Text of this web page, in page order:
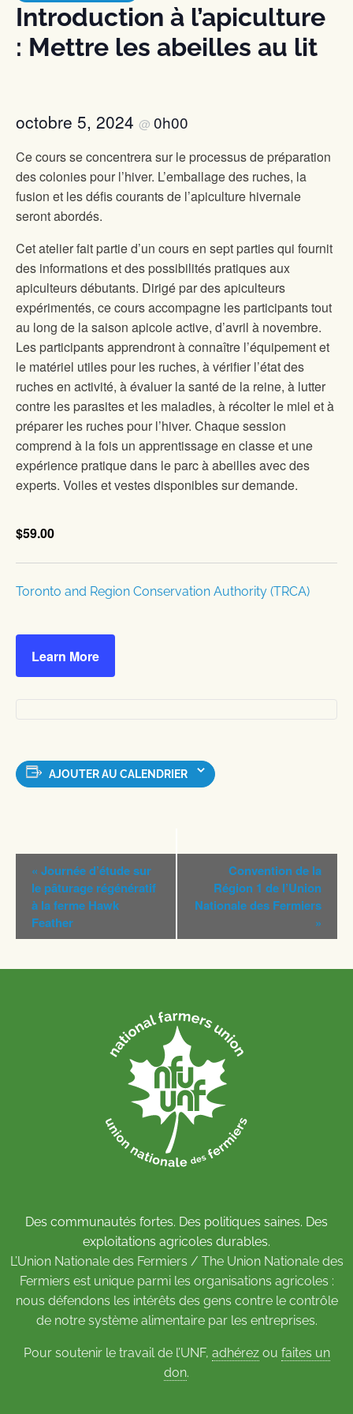
Introduction à l’apiculture
: Mettre les abeilles au lit
octobre 5, 2024 @ 0h00
Ce cours se concentrera sur le processus de préparation
des colonies pour l’hiver. L’emballage des ruches, la
fusion et les défis courants de l’apiculture hivernale
seront abordés.
Cet atelier fait partie d’un cours en sept parties qui fournit
des informations et des possibilités pratiques aux
apiculteurs débutants. Dirigé par des apiculteurs
expérimentés, ce cours accompagne les participants tout
au long de la saison apicole active, d’avril à novembre.
Les participants apprendront à connaître l’équipement et
le matériel utiles pour les ruches, à vérifier l’état des
ruches en activité, à évaluer la santé de la reine, à lutter
contre les parasites et les maladies, à récolter le miel et à
préparer les ruches pour l’hiver. Chaque session
comprend à la fois un apprentissage en classe et une
expérience pratique dans le parc à abeilles avec des
experts. Voiles et vestes disponibles sur demande.
$59.00
Toronto and Region Conservation Authority (TRCA)
Learn More
AJOUTER AU CALENDRIER
Navigation
Évènement
« Journée d’étude sur
le pâturage régénératif
à la ferme Hawk
Feather
Convention de la
Région 1 de l’Union
Nationale des Fermiers
»
Des communautés fortes. Des politiques saines. Des
exploitations agricoles durables.
L’Union Nationale des Fermiers / The Union Nationale des
Fermiers est unique parmi les organisations agricoles :
nous défendons les intérêts des gens contre le contrôle
de notre système alimentaire par les entreprises.
Pour soutenir le travail de l’UNF, adhérezou faites un
don.